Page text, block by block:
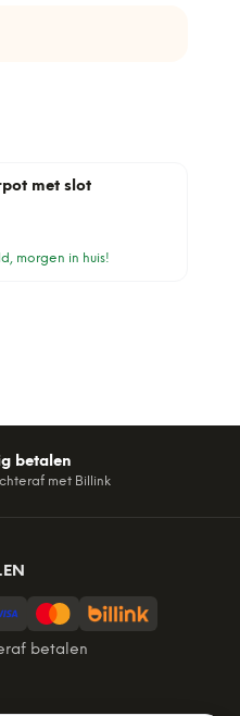
met slot
morgen in huis!
betalen
met Billink
betalen